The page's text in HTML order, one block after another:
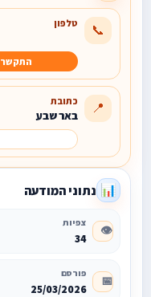
📞 טלפון
התקשר
📍 כתובת
באר שבע
📊 נתוני המודעה
👁️ צפיות
34
📅 פורסם
25/03/2026